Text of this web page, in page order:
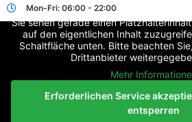
Mon-Fri: 06:00 - 22:00
Sie sehen gerade einen
auf den eigentlichen Inhalt
Schaltfläche unten. Bitte beachten
Drittanbieter
Mehr
Erforderlichen Service
entsperren